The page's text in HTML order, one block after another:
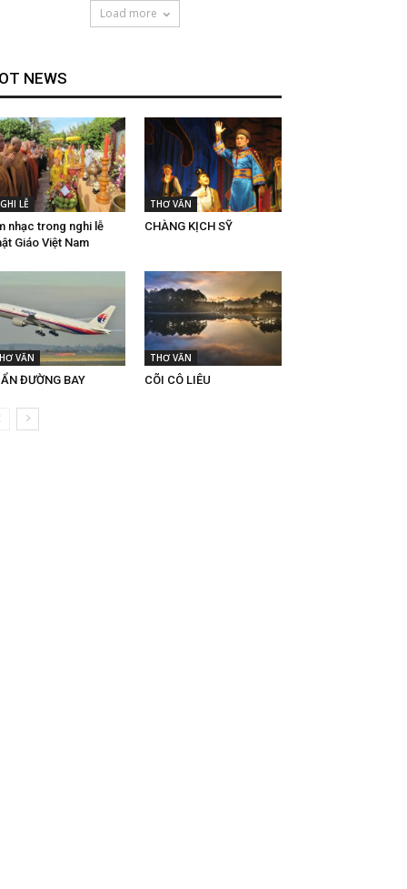
Load more
NEWS
LỄ
nhạc trong nghi lễ
Giáo Việt Nam
THƠ VĂN
CHÀNG KỊCH SỸ
VĂN
ĐƯỜNG BAY
THƠ VĂN
CÕI CÔ LIÊU